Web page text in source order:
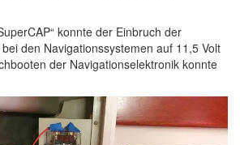
konnte der Einbruch der
den Navigationssystemen auf 11,5 Volt
der Navigationselektronik konnte